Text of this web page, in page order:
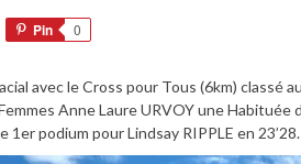
Pin 0
avec le Cross pour Tous (6km) classé
Anne Laure URVOY une Habituée
1er podium pour Lindsay RIPPLE en 23’28.